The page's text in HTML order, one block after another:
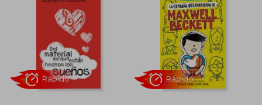
5% 5%